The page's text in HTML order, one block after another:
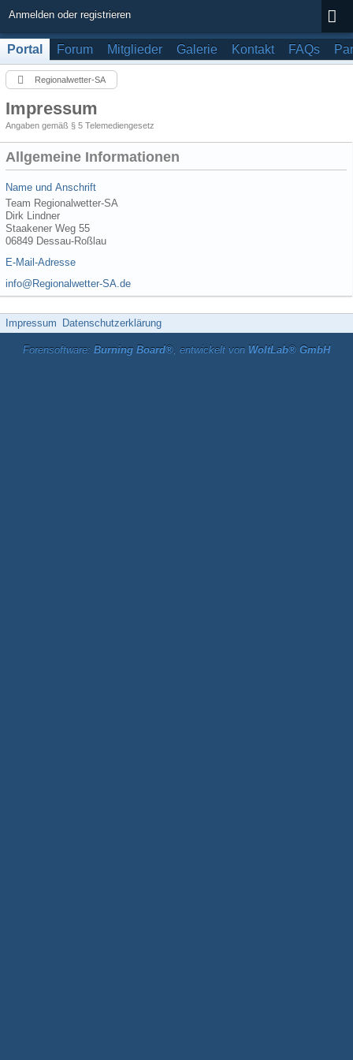
Anmelden oder registrieren
Portal Forum Mitglieder Galerie Kontakt FAQs
Regionalwetter-SA
Impressum
Angaben gemäß § 5 Telemediengesetz
Allgemeine Informationen
Name und Anschrift
Team Regionalwetter-SA
Dirk Lindner
Staakener Weg 55
06849 Dessau-Roßlau
E-Mail-Adresse
info@Regionalwetter-SA.de
Impressum Datenschutzerklärung
Forensoftware: Burning Board®, entwickelt von WoltLab® GmbH